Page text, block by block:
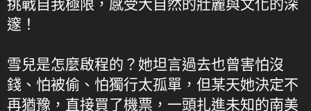
挑戰自我極限，感受大自然的壯麗與文化的深
邃！
雪兒是怎麼啟程的？她坦言過去也曾害怕沒
錢、怕被偷、怕獨行太孤單，但某天她決定不
再猶豫，直接買了機票，一頭扎進未知的南美